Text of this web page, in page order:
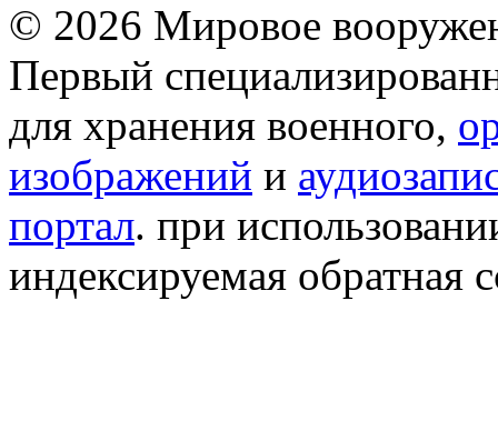
© 2026 Мировое
Первый
для хранения военного,
изображений и
портал. при
индексируемая обратная